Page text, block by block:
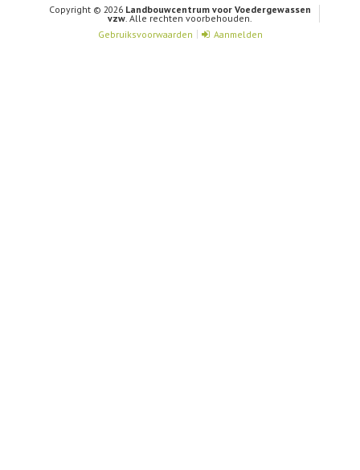
Copyright © 2026 Landbouwcentrum voor Voedergewassen
vzw. Alle rechten voorbehouden.
Gebruiksvoorwaarden
Aanmelden